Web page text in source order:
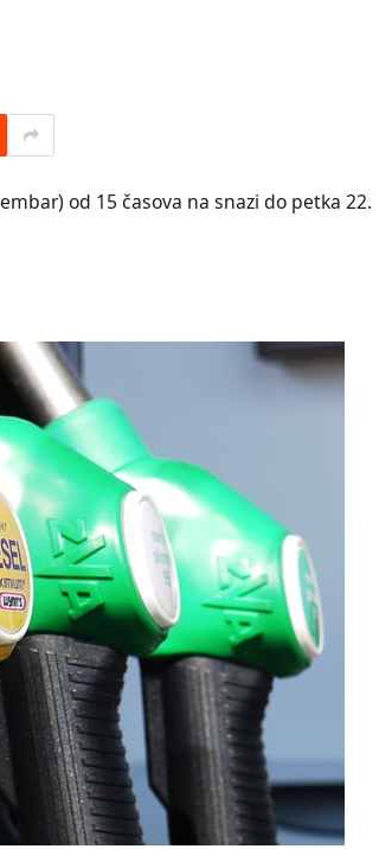
od 15 časova na snazi do petka 22.